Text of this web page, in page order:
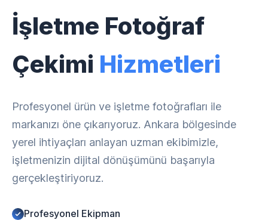
İşletme Fotoğraf
Çekimi Hizmetleri
Profesyonel ürün ve işletme fotoğrafları ile
markanızı öne çıkarıyoruz. Ankara bölgesinde
yerel ihtiyaçları anlayan uzman ekibimizle,
işletmenizin dijital dönüşümünü başarıyla
gerçekleştiriyoruz.
Profesyonel Ekipman